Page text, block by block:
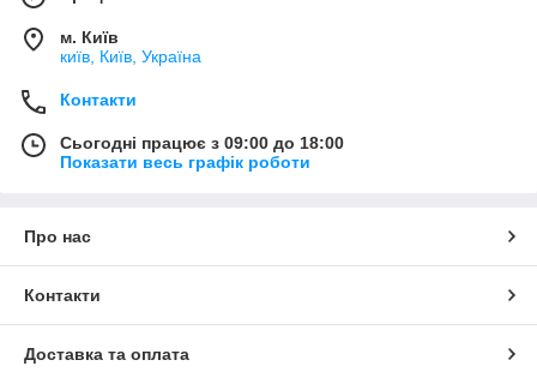
м. Київ
київ, Київ, Україна
Контакти
Сьогодні працює з 09:00 до 18:00
Показати весь графік роботи
Про нас
Контакти
Доставка та оплата